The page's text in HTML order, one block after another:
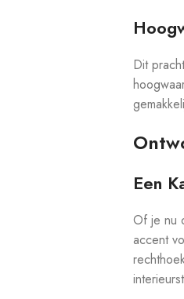
Dit
Een
Of je nu
accent